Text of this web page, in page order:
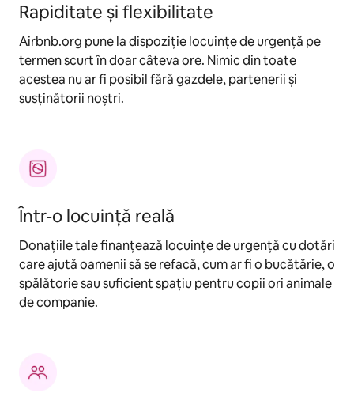
Rapiditate și flexibilitate
Airbnb.org pune la dispoziție locuințe de urgență pe
termen scurt în doar câteva ore. Nimic din toate
acestea nu ar fi posibil fără gazdele, partenerii și
susținătorii noștri.
Într-o locuință reală
Donațiile tale finanțează locuințe de urgență cu dotări
care ajută oamenii să se refacă, cum ar fi o bucătărie, o
spălătorie sau suficient spațiu pentru copii ori animale
de companie.